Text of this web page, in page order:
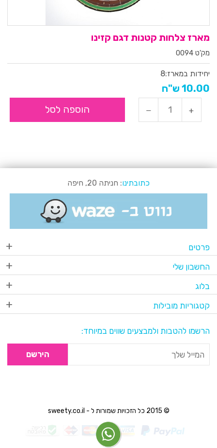
מארז צלחות קטנות דגם קזינו
מק'ט 0094
יחידות במארז:8
10.00 ש"ח
הוספה לסל
כתובתינו: חניתה 20, חיפה
פרטים
החשבון שלי
בלוג
קטגוריות מובילות
הרשמו להטבות ולמבצעים שווים במיוחד:
הירשם
© 2015 כל הזכויות שמורות ל - sweety.co.il